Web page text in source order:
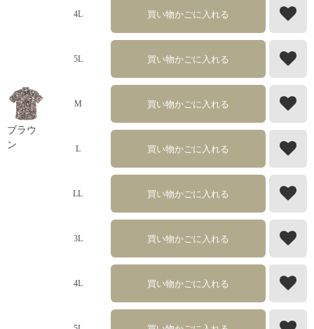
4L 買い物かごに入れる
5L 買い物かごに入れる
ブラウ
ン
M 買い物かごに入れる
L 買い物かごに入れる
LL 買い物かごに入れる
3L 買い物かごに入れる
4L 買い物かごに入れる